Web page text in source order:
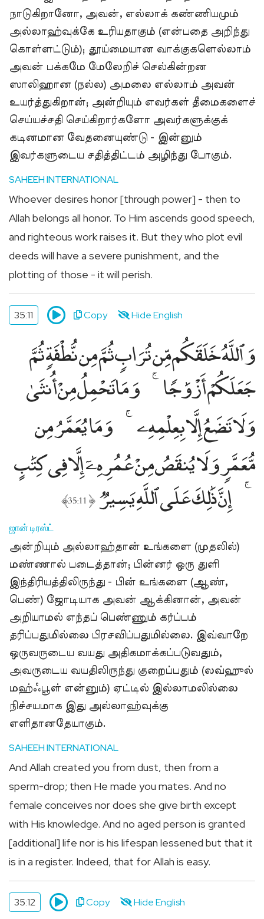
நாடுகிறானோ, அவன், எல்லாக் கண்ணியமும்
அல்லாஹ்வுக்கே உரியதாகும் (என்பதை அறிந்து
கொள்ளட்டும்); தூய்மையான வாக்குகளெல்லாம்
அவன் பக்கமே மேலேறிச் செல்கின்றன
ஸாலிஹான (நல்ல) அமலை எல்லாம் அவன்
உயர்த்துகிறான்; அன்றியும் எவர்கள் தீமைகளைச்
செய்யச்சதி செய்கிறார்களோ அவர்களுக்குக்
கடினமான வேதனையுண்டு - இன்னும்
இவர்களுடைய சதித்திட்டம் அழிந்து போகும்.
SAHEEH INTERNATIONAL
Whoever desires honor [through power] - then to
Allah belongs all honor. To Him ascends good speech,
and righteous work raises it. But they who plot evil
deeds will have a severe punishment, and the
plotting of those - it will perish.
35:11 Copy Hide English
وَٱللَّهُ خَلَقَكُم مِّن تُرَابٍۢ ثُمَّ مِن نُّطْفَةٍۢ ثُمَّ
جَعَلَكُمْ أَزْوَٰجًۭا وَمَا تَحْمِلُ مِنْ أُنثَىٰ
وَلَا تَضَعُ إِلَّا بِعِلْمِهِۦ وَمَا يُعَمَّرُ مِن
مُّعَمَّرٍۢ وَلَا يُنقَصُ مِنْ عُمُرِهِۦٓ إِلَّا فِى كِتَٰبٍ
إِنَّ ذَٰلِكَ عَلَى ٱللَّهِ يَسِيرٌۭ﴿35:11﴾
ஜான் டிரஸ்ட்
அன்றியும் அல்லாஹ்தான் உங்களை (முதலில்)
மண்ணால் படைத்தான்; பின்னர் ஒரு துளி
இந்திரியத்திலிருந்து - பின் உங்களை (ஆண்,
பெண்) ஜோடியாக அவன் ஆக்கினான், அவன்
அறியாமல் எந்தப் பெண்ணும் கர்ப்பம்
தரிப்பதுமில்லை பிரசவிப்பதுமில்லை. இவ்வாறே
ஒருவருடைய வயது அதிகமாக்கப்படுவதும்,
அவருடைய வயதிலிருந்து குறைப்பதும் (லவ்ஹுல்
மஹ்ஃபூள் என்னும்) ஏட்டில் இல்லாமலில்லை
நிச்சயமாக இது அல்லாஹ்வுக்கு
எளிதானதேயாகும்.
SAHEEH INTERNATIONAL
And Allah created you from dust, then from a
sperm-drop; then He made you mates. And no
female conceives nor does she give birth except
with His knowledge. And no aged person is granted
[additional] life nor is his lifespan lessened but that it
is in a register. Indeed, that for Allah is easy.
35:12 Copy Hide English